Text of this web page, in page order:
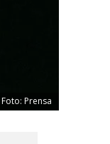
Foto: Prensa